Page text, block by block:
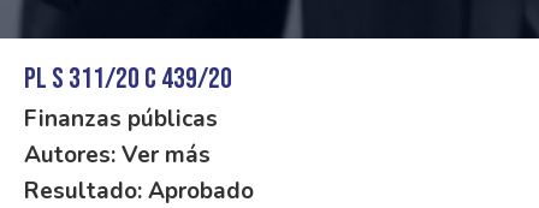
PL S 311/20 C 439/20
Finanzas públicas
Autores: Ver más
Resultado: Aprobado